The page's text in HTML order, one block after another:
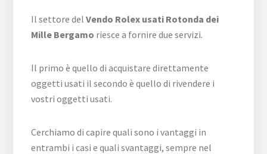
Il settore delVendo Rolex usati Rotonda dei
Mille Bergamo riesce a fornire due servizi.
Il primo è quello di acquistare direttamente
oggetti usati il secondo è quello di rivendere i
vostri oggetti usati.
Cerchiamo di capire quali sono i vantaggi in
entrambi i casi e quali svantaggi, sempre nel